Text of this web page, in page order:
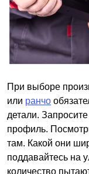
При выборе
или ранчо
детали.
профиль.
там. Какой они
поддавайтесь на
количество